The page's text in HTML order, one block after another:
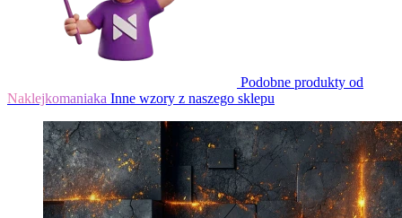
Podobne produkty od
Naklejkomaniaka Inne wzory z naszego sklepu